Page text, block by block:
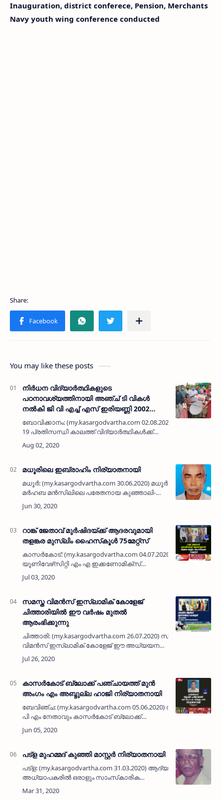
Inauguration, district conferece, Pension, Merchants
Navy youth wing conference conducted
You may like these posts
നിര്‍ധന വിദ്യാര്‍ത്ഥികളുടെ
പഠനാവശ്യത്തിനായി അഞ്ച് ടി വികള്‍
നല്‍കി ജി വി എച്ച് എസ് ഇരിയണ്ണി 2002
എസ് എല്‍ എല്‍ സി ബാച്ച്
ബോവിക്കാനം: (my.kasargodvartha.com 02.08.2020) കോവിഡ്
19 പ്രതിസന്ധി കാലത്ത് വിദ്യാര്‍ത്ഥികള്‍ക്ക്
പഠന സൗകര്യമൊരുക്കി ഇരിയണ്ണി ഗവ.ഹയര്‍
സെക്കന്‍ഡറി സ്‌കൂളിലെ 2002 എ…
മധൂരിലെ ഇബ്രാഹിം നിര്യാതനായി
മധൂര്‍: (my.kasargodvartha.com 30.06.2020) മധൂര്‍
മര്‍ഹബ മന്‍സിലിലെ പരേതനായ കുഞ്ഞാലി-
ആസിയ ദമ്പതികളുടെ മകന്‍ ഇബ്രാഹിം
(ഉമ്പായി- 80) നിര്യാതനായി. ഭാര്യ: സുലൈഖ.
റാങ്ക് ജേതാവ് മുര്‍ഷിദയ്ക്ക് ആദരവുമായി
തളങ്കര മുസ്ലിം ഹൈസ്‌കൂള്‍ 75മേറ്റ്‌സ്
കാസര്‍കോട്: (my.kasargodvartha.com 04.07.2020) കണ്ണൂര്‍
യൂണിവേഴ്‌സിറ്റി എം എ ഇക്കണോമിക്‌സ്
പരീക്ഷയില്‍ ഒന്നാം റാങ്ക് നേടിയ കാസര്‍കോട്
ഗവ. കോളജ് വിദ്യാര്‍ത്ഥിനിയും …
സമസ്ത വിമന്‍സ് ഇസ്‌ലാമിക് കോളേജ്
ചിത്താരിയില്‍ ഈ വര്‍ഷം മുതല്‍
ആരംഭിക്കുന്നു
ചിത്താരി: (my.kasargodvartha.com 26.07.2020) സമസ്ത
വിമന്‍സ് ഇസ്‌ലാമിക് കോളേജ് ഈ അധ്യയന
വര്‍ഷം മുതല്‍ സൗത്ത് ചിത്താരിയില്‍
ആരംഭിക്കുന്നു. സ്ത്രീ വിദ്യാഭ്യാസത്തിനു പ…
കാസര്‍കോട് ബ്ലോക്ക് പഞ്ചായത്ത് മുന്‍
അംഗം എം അബ്ദുല്ല ഹാജി നിര്യാതനായി
ബേവിഞ്ച: (my.kasargodvartha.com 05.06.2020) സി
പി എം നേതാവും കാസര്‍കോട് ബ്ലോക്ക്
പഞ്ചായത്ത് മുന്‍ അംഗവുമായ എം അബ്ദുല്ല
ഹാജി (75) നിര്യാതനായി. സി പി എം മുന്‍
പട്‌ള മുഹമ്മദ് കുഞ്ഞി മാസ്റ്റര്‍ നിര്യാതനായി
പട്‌ള: (my.kasargodvartha.com 31.03.2020) ആദ്യകാല
അധ്യാപകരില്‍ ഒരാളും സാംസ്‌കാരിക
പ്രവര്‍ത്തകനുമായ പട്‌ളയിലെ കൊല്ല്യ
മുഹമ്മദ് കുഞ്ഞി മാസ്റ്റര്‍(88) നിര്യാതനായി. പര…